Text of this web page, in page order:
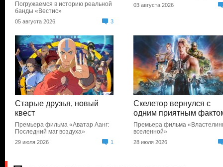
Погружаемся в историю реальной
банды «Вестис»
05 августа 2026 3
03 августа 2026
Старые друзья, новый
квест
Премьера фильма «Аватар Аанг:
Последний маг воздуха»
29 июля 2026 1
Скелетор вернулся с
одним приятным
Премьера фильма
вселенной»
28 июля 2026